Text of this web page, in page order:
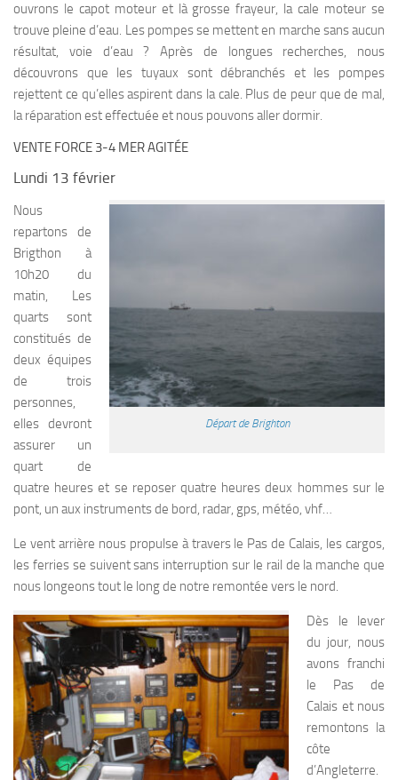
ouvrons le capot moteur et là grosse frayeur, la cale moteur se
trouve pleine d’eau. Les pompes se mettent en marche sans aucun
résultat, voie d’eau ? Après de longues recherches, nous
découvrons que les tuyaux sont débranchés et les pompes
rejettent ce qu’elles aspirent dans la cale. Plus de peur que de mal,
la réparation est effectuée et nous pouvons aller dormir.
VENTE FORCE 3-4 MER AGITÉE
Lundi 13 février
Départ de Brighton
Nous
repartons de
Brigthon à
10h20 du
matin, Les
quarts sont
constitués de
deux équipes
de trois
personnes,
elles devront
assurer un
quart de
quatre heures et se reposer quatre heures deux hommes sur le
pont, un aux instruments de bord, radar, gps, météo, vhf…
Le vent arrière nous propulse à travers le Pas de Calais, les cargos,
les ferries se suivent sans interruption sur le rail de la manche que
nous longeons tout le long de notre remontée vers le nord.
Dès le lever
du jour, nous
avons franchi
le Pas de
Calais et nous
remontons la
côte
d’Angleterre.